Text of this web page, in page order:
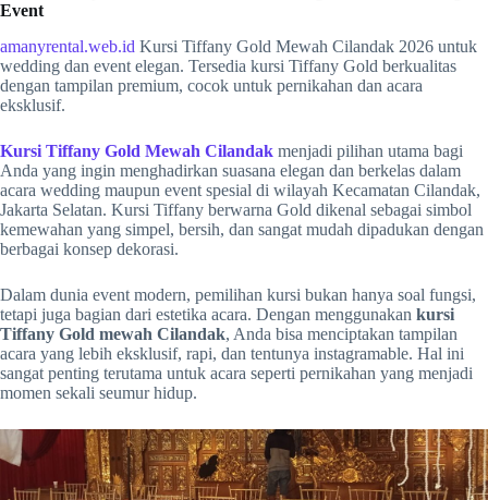
Event
amanyrental.web.id Kursi Tiffany Gold Mewah Cilandak 2026 untuk
wedding dan event elegan. Tersedia kursi Tiffany Gold berkualitas
dengan tampilan premium, cocok untuk pernikahan dan acara
eksklusif.
Kursi Tiffany Gold Mewah Cilandak menjadi pilihan utama bagi
Anda yang ingin menghadirkan suasana elegan dan berkelas dalam
acara wedding maupun event spesial di wilayah Kecamatan Cilandak,
Jakarta Selatan. Kursi Tiffany berwarna Gold dikenal sebagai simbol
kemewahan yang simpel, bersih, dan sangat mudah dipadukan dengan
berbagai konsep dekorasi.
Dalam dunia event modern, pemilihan kursi bukan hanya soal fungsi,
tetapi juga bagian dari estetika acara. Dengan menggunakan kursi
Tiffany Gold mewah Cilandak, Anda bisa menciptakan tampilan
acara yang lebih eksklusif, rapi, dan tentunya instagramable. Hal ini
sangat penting terutama untuk acara seperti pernikahan yang menjadi
momen sekali seumur hidup.